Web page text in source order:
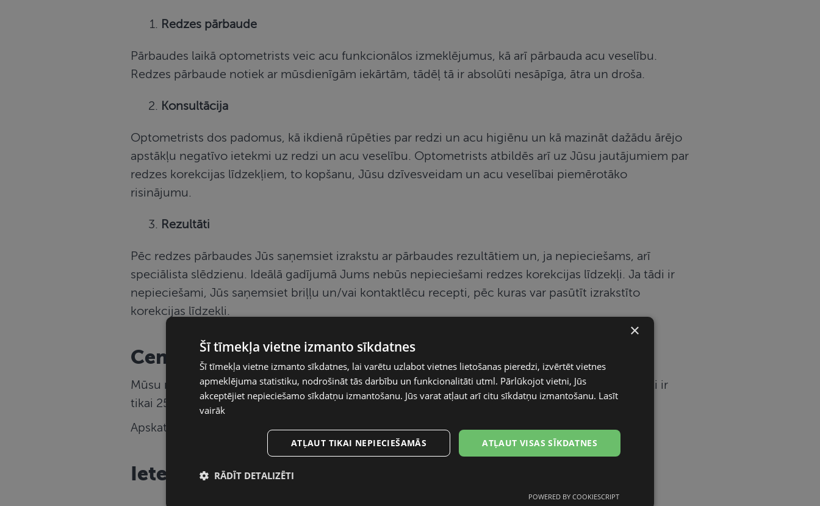
Redzes pārbaude
Pārbaudes laikā optometrists veic acu funkcionālos izmeklējumus, kā arī pārbauda acu veselību.
Redzes pārbaude notiek ar mūsdienīgām iekārtām, tādēļ tā ir absolūti nesāpīga, ātra un droša.
Konsultācija
Optometrists dos padomus, kā ikdienā rūpēties par redzi un acu higiēnu un kā mazināt dažādu ārējo
apstākļu negatīvo ietekmi uz redzi un acu veselību. Optometrists atbildēs arī uz Jūsu jautājumiem par
redzes korekcijas līdzekļiem, to kopšanu, Jūsu dzīvesveidam un acu veselībai piemērotāko
risinājumu.
Rezultāti
Pēc redzes pārbaudes Jūs saņemsiet izrakstu ar pārbaudes rezultātiem un, ja nepieciešams, arī
speciālista slēdzienu. Ideālā gadījumā Jums nebūs nepieciešami redzes korekcijas līdzekļi. Ja tādi ir
nepieciešami, Jūs saņemsiet briļļu un/vai kontaktlēcu recepti, pēc kuras var pasūtīt izrakstīto
korekcijas līdzekli.
Cenas
Mūsu redzes pārbaudes cenas ir vienotas visā mūsu tīklā. Redzes pārbaudes cena ar klienta karti ir
tikai 25 EUR gan pieaugušajiem, gan bērniem.
Apskatiet
redzes pārbaudes cenas.
Ieteikumi acu veselībai
×
Šī tīmekļa vietne izmanto sīkdatnes
Šī tīmekļa vietne izmanto sīkdatnes, lai varētu uzlabot vietnes lietošanas pieredzi, izvērtēt vietnes
apmeklējuma statistiku, nodrošināt tās darbību un funkcionalitāti utml. Pārlūkojot vietni, Jūs
akceptējiet nepieciešamo sīkdatņu izmantošanu. Jūs varat atļaut arī citu sīkdatņu izmantošanu. Lasīt
vairāk
ATĻAUT VISAS SĪKDATNES
ATĻAUT TIKAI NEPIECIEŠAMĀS
RĀDĪT DETALIZĒTI
Funkcionālās
POWERED BY COOKIESCRIPT